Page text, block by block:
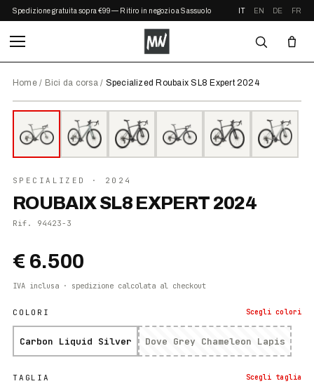
Spedizione gratuita sopra €99 — Ritiro in negozio a Sassuolo IT EN DE FR
Home/ Bici da corsa/ Specialized Roubaix SL8 Expert 2024⤢ ZOOM
SPECIALIZED · 2024
ROUBAIX SL8 EXPERT 2024
Rif. 94423-3
€ 6.500
IVA inclusa · spedizione calcolata al checkout
COLORI Scegli colori
Carbon Liquid Silver Dove Grey Chameleon Lapis
TAGLIA Scegli taglia